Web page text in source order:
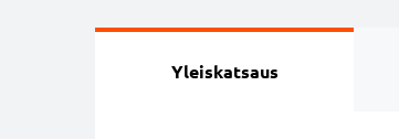
Yleiskatsaus